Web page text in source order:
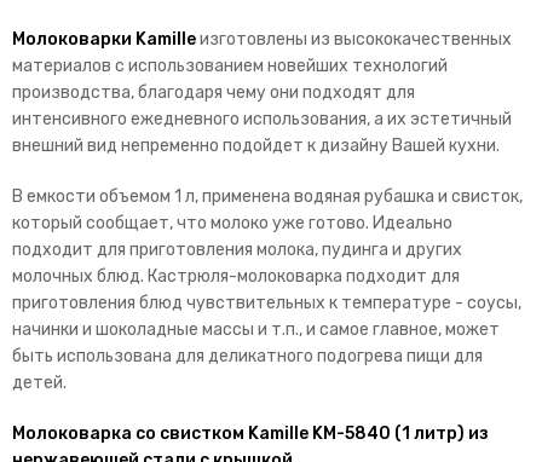
Молоковарки Kamilleизготовлены из высококачественных
материалов с использованием новейших технологий
производства, благодаря чему они подходят для
интенсивного ежедневного использования, а их эстетичный
внешний вид непременно подойдет к дизайну Вашей кухни.
В емкости объемом 1 л, применена водяная рубашка и свисток,
который сообщает, что молоко уже готово. Идеально
подходит для приготовления молока, пудинга и других
молочных блюд. Кастрюля-молоковарка подходит для
приготовления блюд чувствительных к температуре - соусы,
начинки и шоколадные массы и т.п., и самое главное, может
быть использована для деликатного подогрева пищи для
детей.
Молоковарка со свистком Kamille KM-5840 (1 литр) из